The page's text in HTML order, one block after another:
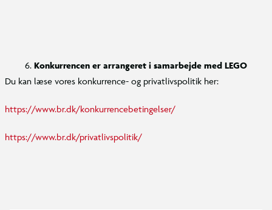
Konkurrencen er arrangeret i samarbejde med LEGO
Du kan læse vores konkurrence- og privatlivspolitik her:
https://www.br.dk/konkurrencebetingelser/
https://www.br.dk/privatlivspolitik/